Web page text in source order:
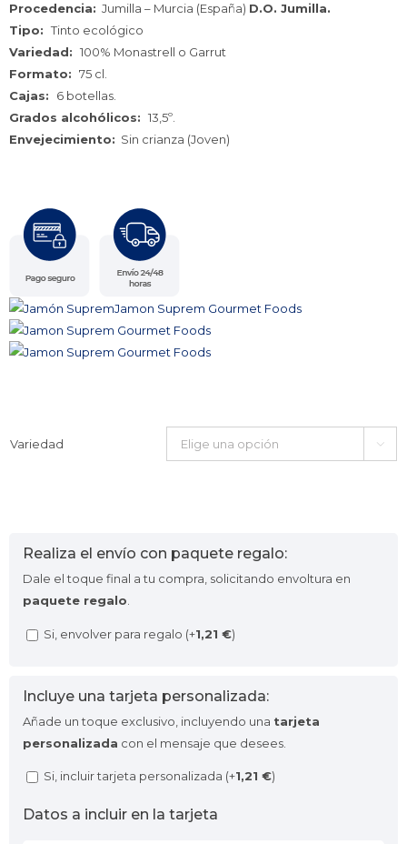
Procedencia: Jumilla – Murcia (España) D.O. Jumilla.
Tipo:Tinto ecológico
Variedad: 100% Monastrell o Garrut
Formato: 75 cl.
Cajas: 6 botellas.
Grados alcohólicos: 13,5º.
Envejecimiento: Sin crianza (Joven)
Variedad 
Realiza el envío con paquete regalo:
Dale el toque final a tu compra, solicitando envoltura en
paquete regalo
Si, envolver para regalo (+1,21 €)
Incluye una tarjeta personalizada:
Añade un toque exclusivo, incluyendo una tarjeta
personalizada con el mensaje que desees.
Si, incluir tarjeta personalizada (+1,21 €)
Datos a incluir en la tarjeta